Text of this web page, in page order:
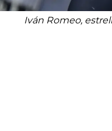
Iván Romeo,